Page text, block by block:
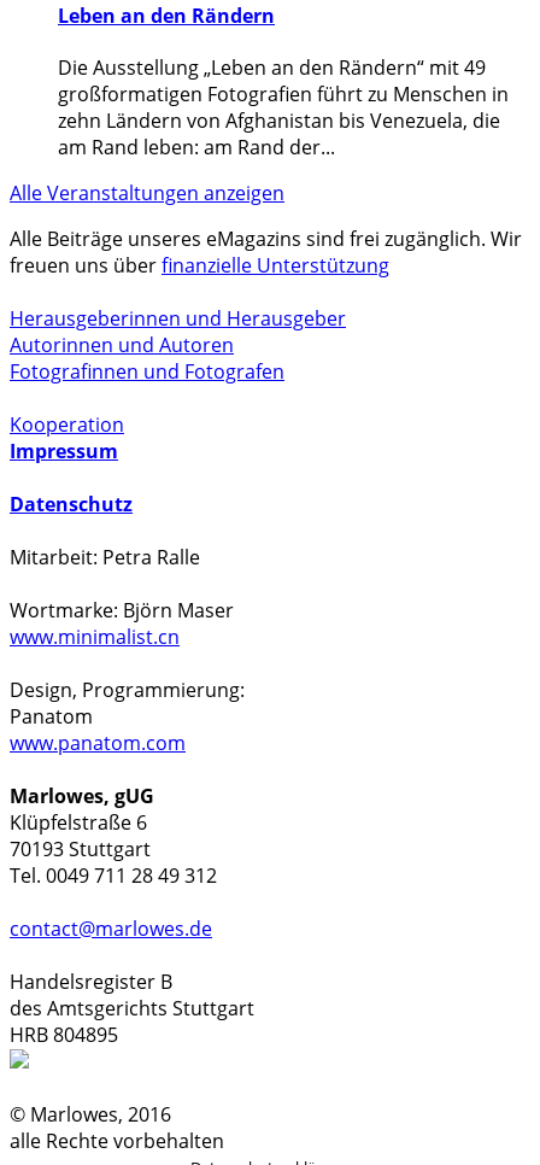
Leben an den Rändern
Die Ausstellung „Leben an den Rändern“ mit 49
großformatigen Fotografien führt zu Menschen in
zehn Ländern von Afghanistan bis Venezuela, die
am Rand leben: am Rand der...
Alle Veranstaltungen anzeigen
Alle Beiträge unseres eMagazins sind frei zugänglich. Wir
freuen uns überfinanzielle Unterstützung
Herausgeberinnen und Herausgeber
Autorinnen und Autoren
Fotografinnen und Fotografen
Kooperation
Impressum
Datenschutz
Mitarbeit: Petra Ralle
Wortmarke: Björn Maser
www.minimalist.cn
Design, Programmierung:
Panatom
www.panatom.com
Marlowes, gUG
Klüpfelstraße 6
70193 Stuttgart
Tel. 0049 711 28 49 312
contact@marlowes.de
Handelsregister B
des Amtsgerichts Stuttgart
HRB 804895
© Marlowes, 2016
alle Rechte vorbehalten